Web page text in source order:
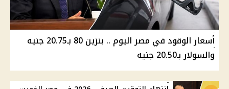
أسعار الوقود في مصر اليوم .. بنزين 80 بـ20.75 جنيه
والسولار بـ20.50 جنيه